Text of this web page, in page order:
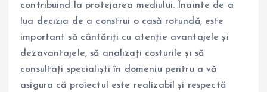
contribuind la protejarea mediului. Înainte de a
lua decizia de a construi o casă rotundă, este
important să cântăriți cu atenție avantajele și
dezavantajele, să analizați costurile și să
consultați specialiști în domeniu pentru a vă
asigura că proiectul este realizabil și respectă